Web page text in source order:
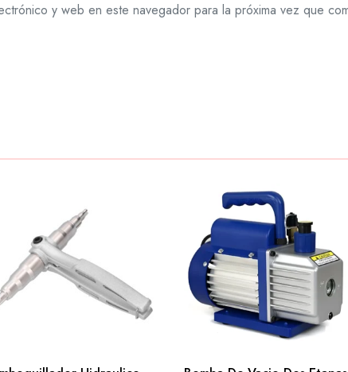
y web en este navegador para la próxima vez que